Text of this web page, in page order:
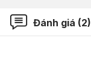
Đánh giá (2)